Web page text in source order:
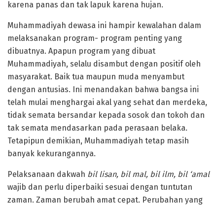
karena panas dan tak lapuk karena hujan.
Muhammadiyah dewasa ini hampir kewalahan dalam
melaksanakan program- program penting yang
dibuatnya. Apapun program yang dibuat
Muhammadiyah, selalu disambut dengan positif oleh
masyarakat. Baik tua maupun muda menyambut
dengan antusias. Ini menandakan bahwa bangsa ini
telah mulai menghargai akal yang sehat dan merdeka,
tidak semata bersandar kepada sosok dan tokoh dan
tak semata mendasarkan pada perasaan belaka.
Tetapipun demikian, Muhammadiyah tetap masih
banyak kekurangannya.
Pelaksanaan dakwah bil lisan, bil mal, bil ilm, bil ‘amal
wajib dan perlu diperbaiki sesuai dengan tuntutan
zaman. Zaman berubah amat cepat. Perubahan yang